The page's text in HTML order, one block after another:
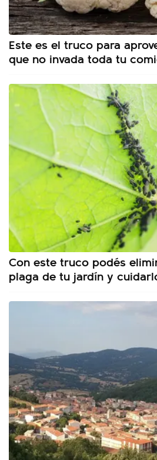
Este es el truco para
que no invada toda tu
Con este truco podés
plaga de tu jardín y